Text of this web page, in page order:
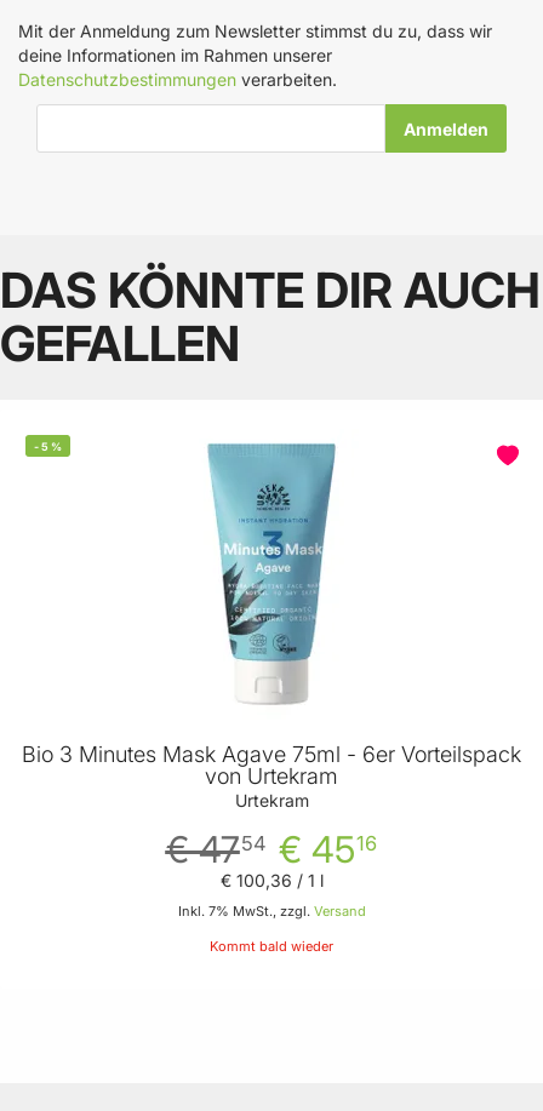
Mit der Anmeldung zum Newsletter stimmst du zu, dass wir
deine Informationen im Rahmen unserer
Datenschutzbestimmungen verarbeiten.
DAS KÖNNTE DIR AUCH
GEFALLEN
-5 %
Bio 3 Minutes Mask Agave 75ml - 6er Vorteilspack
von Urtekram
Urtekram
€ 4516
€ 4754
Inkl. 7% MwSt., zzgl. Versand
€ 100,36 / 1 l
Kommt bald wieder